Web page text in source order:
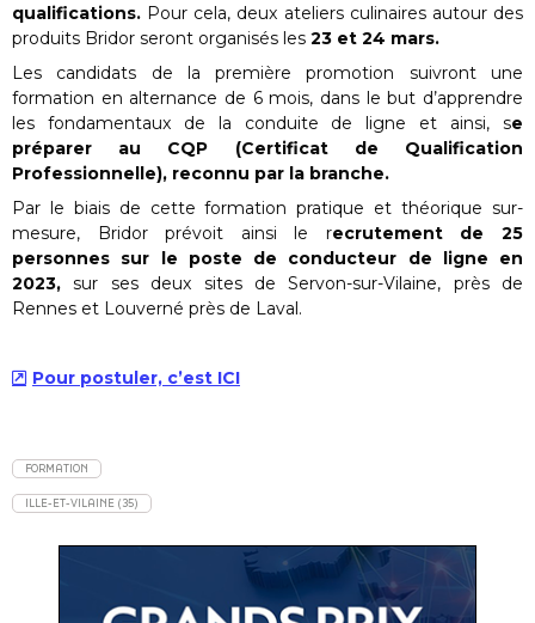
qualifications. Pour cela, deux ateliers culinaires autour des
produits Bridor seront organisés les 23 et 24 mars.
Les candidats de la première promotion suivront une
formation en alternance de 6 mois, dans le but d’apprendre
les fondamentaux de la conduite de ligne et ainsi, se
préparer au CQP (Certificat de Qualification
Professionnelle), reconnu par la branche.
Par le biais de cette formation pratique et théorique sur-
mesure, Bridor prévoit ainsi le recrutement de 25
personnes sur le poste de conducteur de ligne en
2023, sur ses deux sites de Servon-sur-Vilaine, près de
Rennes et Louverné près de Laval.
Pour postuler, c’est ICI
FORMATION
ILLE-ET-VILAINE (35)